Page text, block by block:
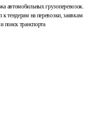
автомобильных грузоперевозок.
к тендерам на перевозки, заявкам
поиск транспорта